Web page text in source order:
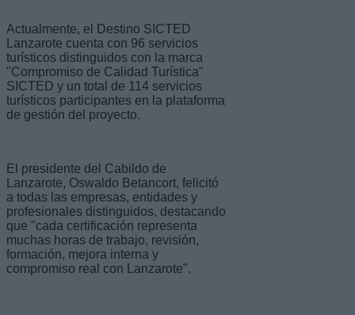
Actualmente, el Destino SICTED
Lanzarote cuenta con 96 servicios
turísticos distinguidos con la marca
"Compromiso de Calidad Turística"
SICTED y un total de 114 servicios
turísticos participantes en la plataforma
de gestión del proyecto.
El presidente del Cabildo de
Lanzarote, Oswaldo Betancort, felicitó
a todas las empresas, entidades y
profesionales distinguidos, destacando
que "cada certificación representa
muchas horas de trabajo, revisión,
formación, mejora interna y
compromiso real con Lanzarote".